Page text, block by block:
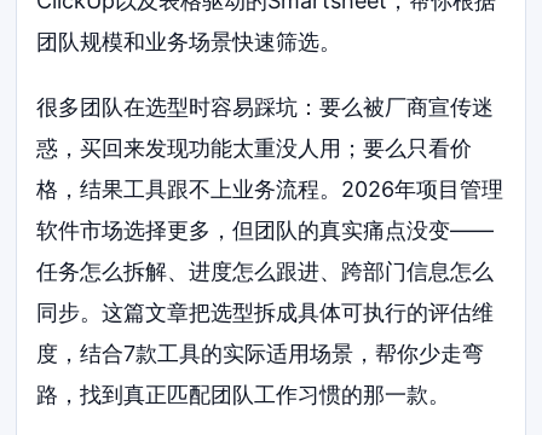
团队规模和业务场景快速筛选。
很多团队在选型时容易踩坑：要么被厂商宣传迷
惑，买回来发现功能太重没人用；要么只看价
格，结果工具跟不上业务流程。2026年项目管理
软件市场选择更多，但团队的真实痛点没变——
任务怎么拆解、进度怎么跟进、跨部门信息怎么
同步。这篇文章把选型拆成具体可执行的评估维
度，结合7款工具的实际适用场景，帮你少走弯
路，找到真正匹配团队工作习惯的那一款。